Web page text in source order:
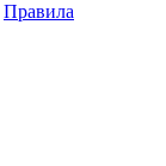
Правила